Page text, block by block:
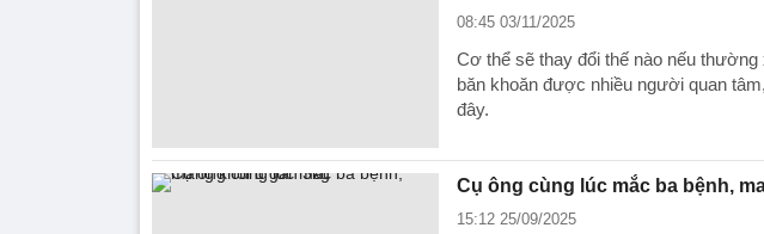
08:45 03/11/2025
Cơ thể sẽ thay đổi thế nào nếu
băn khoăn được nhiều người quan
đây.
Cụ ông cùng lúc mắc ba bệnh,
15:12 25/09/2025